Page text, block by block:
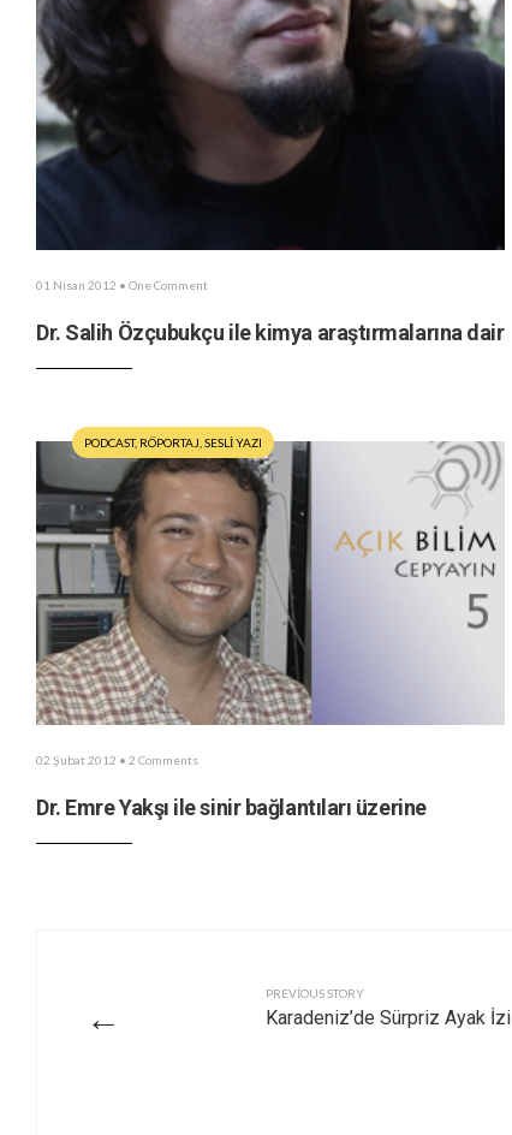
01 Nisan 2012 • One Comment
Dr. Salih Özçubukçu ile kimya araştırmalarına dair
PODCAST, RÖPORTAJ SESLİ YAZI
02 Şubat 2012 • 2 Comments
Dr. Emre Yakşı ile sinir bağlantıları üzerine
←
PREVIOUS STORY
Karadeniz’de Sürpriz Ayak İzi